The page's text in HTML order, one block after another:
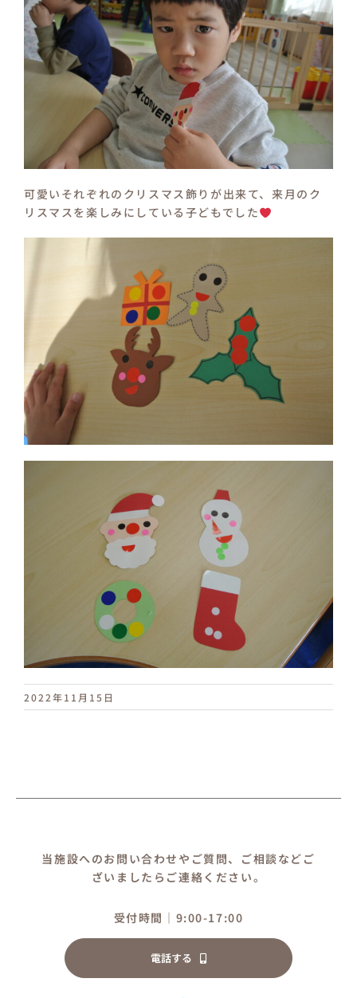
可愛いそれぞれのクリスマス飾りが出来て、来月のク
リスマスを楽しみにしている子どもでした
2022年11月15日
当施設へのお問い合わせやご質問、ご相談などご
ざいましたらご連絡ください。
受付時間｜9:00-17:00
電話する